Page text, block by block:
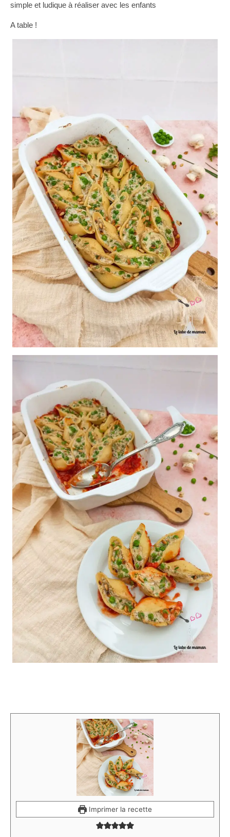
simple et ludique à réaliser avec les enfants
A table !
Imprimer la recette